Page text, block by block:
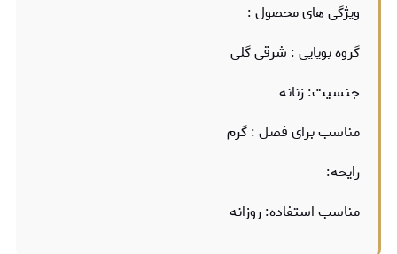
ویژگی های محصول :
گروه بویایی : شرقی گلی
جنسیت: زنانه
مناسب برای فصل : گرم
رایحه:
مناسب استفاده: روزانه